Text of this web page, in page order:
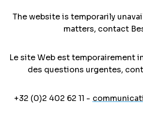
The website is temporarily
matters, contact
Le site Web est temporairement
des questions urgentes,
+32 (0)2 402 62 11 -